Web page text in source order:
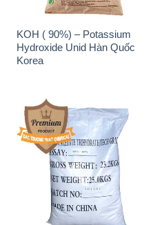
KOH ( 90%) – Potassium
Hydroxide Unid Hàn Quốc
Korea